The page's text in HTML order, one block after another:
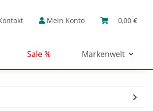
Mein Konto 0,00 €
Sale % Markenwelt